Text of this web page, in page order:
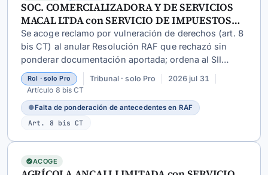
SOC. COMERCIALIZADORA Y DE SERVICIOS
MACAL LTDA con SERVICIO DE IMPUESTOS
INTERNOS
Se acoge reclamo por vulneración de derechos (art. 8
bis CT) al anular Resolución RAF que rechazó sin
ponderar documentación aportada; ordena al SII
emitir nuevo pronunciamiento considerando todos
los antecedentes del contribuyente.
Rol · solo Pro Tribunal · solo Pro
2026 jul 31
Artículo 8 bis CT
●Falta de ponderación de antecedentes en RAF
Art. 8 bis CT
ACOGE